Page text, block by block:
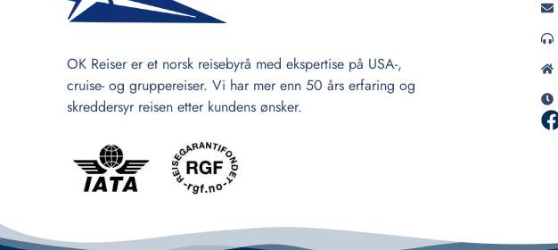
OK Reiser er et norsk reisebyrå med ekspertise på USA-,
cruise- og gruppereiser. Vi har mer enn 50 års erfaring og
skreddersyr reisen etter kundens ønsker.